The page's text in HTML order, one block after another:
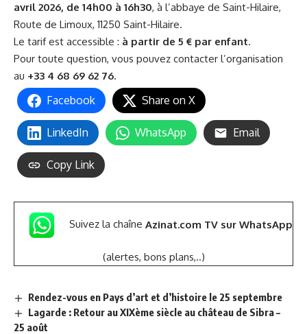
avril 2026, de 14h00 à 16h30, à l’abbaye de Saint-Hilaire,
Route de Limoux, 11250 Saint-Hilaire.
Le tarif est accessible : à partir de 5 € par enfant.
Pour toute question, vous pouvez contacter l’organisation
au +33 4 68 69 62 76.
Facebook Share on X
LinkedIn WhatsApp Email
Copy Link
Suivez la chaîne Azinat.com TV sur WhatsApp
(alertes, bons plans,..)
Rendez-vous en Pays d’art et d’histoire le 25 septembre
Lagarde : Retour au XIXème siècle au château de Sibra –
25 août